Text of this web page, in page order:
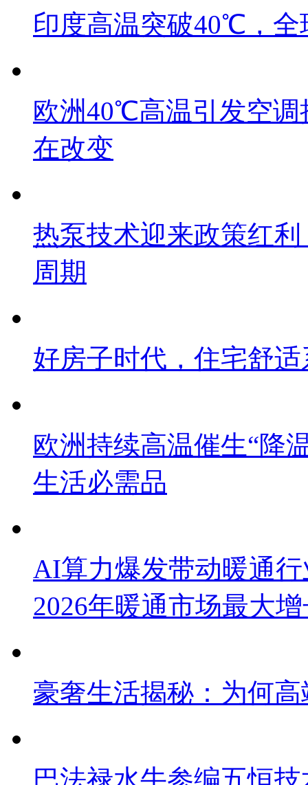
印度高温突破40℃，
欧洲40℃高温引发空调
在改变
热泵技术迎来政策红
周期
好房子时代，住宅舒
欧洲持续高温催生“降
生活必需品
AI算力爆发带动暖通
2026年暖通市场最大
豪奢生活揭秘：为何
巴法禄水牛参编五恒